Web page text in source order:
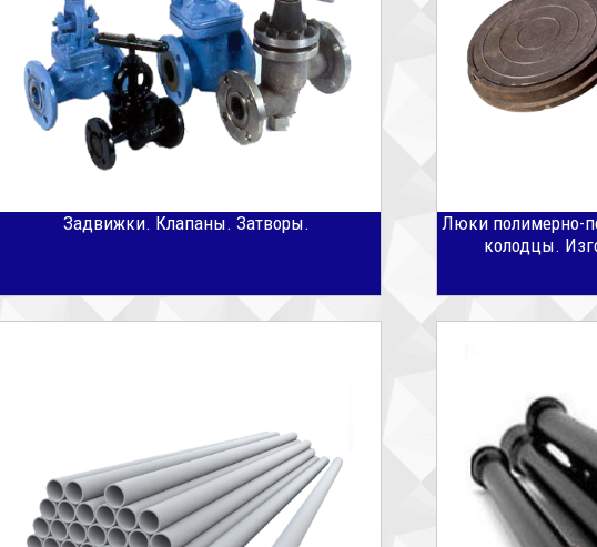
Задвижки. Клапаны. Затворы.
Люки полимерно-
колодцы.